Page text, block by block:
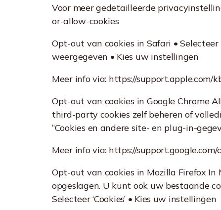
Voor meer gedetailleerde
or-allow-cookies
Opt-out van cookies in Safari • Selecteer
weergegeven • Kies uw instellingen
Meer info via: https://support.apple.com/
Opt-out van cookies in Google Chrome
third-party cookies zelf beheren of
“Cookies en andere site- en plug-in-
Meer info via: https://
Opt-out van cookies in Mozilla Firefox
opgeslagen. U kunt ook uw bestaande
Selecteer ‘Cookies’ • Kies uw instellingen